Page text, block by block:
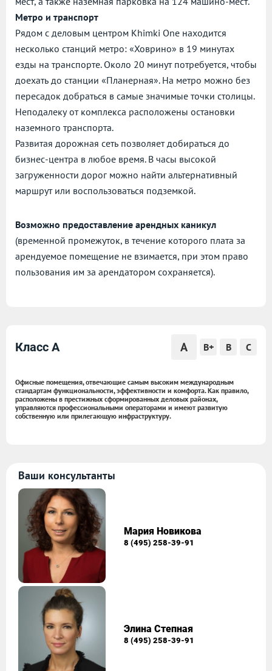
Метро и транспорт
Рядом с деловым центром Khimki One находится
несколько станций метро: «Ховрино» в 19 минутах
езды на транспорте. Около 20 минут потребуется, чтобы
доехать до станции «Планерная». На метро можно без
пересадок добраться в самые значимые точки столицы.
Неподалеку от комплекса расположены остановки
наземного транспорта.
Развитая дорожная сеть позволяет добираться до
бизнес-центра в любое время. В часы высокой
загруженности дорог можно найти альтернативный
маршрут или воспользоваться подземкой.
Возможно предоставление арендных каникул
(временной промежуток, в течение которого плата за
арендуемое помещение не взимается, при этом право
пользования им за арендатором сохраняется).
Класс A A B+ B C
Офисные помещения, отвечающие самым высоким международным
стандартам функциональности, эффективности и комфорта. Как правило,
расположены в престижных сформированных деловых районах,
управляются профессиональными операторами и имеют развитую
собственную или прилегающую инфраструктуру.
Ваши консультанты
Мария Новикова
8 (495) 258-39-91
Элина Степная
8 (495) 258-39-91